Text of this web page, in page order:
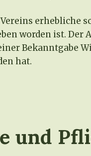
erhebliche
worden ist. Der
Bekanntgabe
hat.
und